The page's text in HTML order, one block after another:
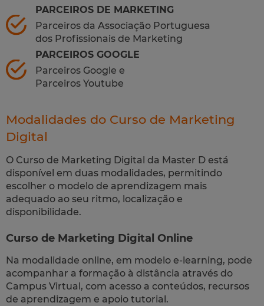
PARCEIROS DE MARKETING
Parceiros da Associação Portuguesa
dos Profissionais de Marketing
PARCEIROS GOOGLE
Parceiros Google e
Parceiros Youtube
Modalidades do Curso de Marketing
Digital
O Curso de Marketing Digital da Master D está
disponível em duas modalidades, permitindo
escolher o modelo de aprendizagem mais
adequado ao seu ritmo, localização e
disponibilidade.
Curso de Marketing Digital Online
Na modalidade online, em modelo e-learning, pode
acompanhar a formação à distância através do
Campus Virtual, com acesso a conteúdos, recursos
de aprendizagem e apoio tutorial.